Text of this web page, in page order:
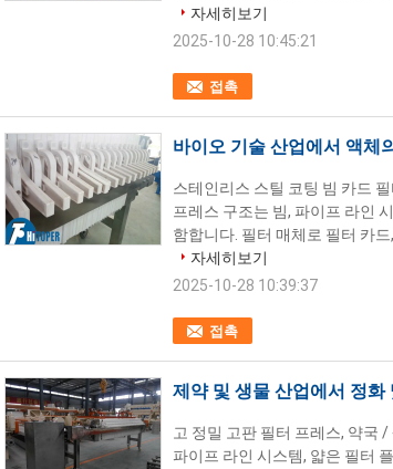
접촉
자세히보기
2025-10-28 10:45:21
바이오 기술 산업에서 액체
접촉
스테인리스 스틸 코팅 빔 카드
프레스 구조는 빔, 파이프 라인
함합니다. 필터 매체로 필터 카
자세히보기
2025-10-28 10:39:37
제약 및 생물 산업에서 정
고 정밀 고판 필터 프레스, 약국
파이프 라인 시스템, 얇은 필터